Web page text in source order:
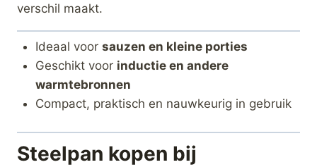
verschil maakt.
Ideaal voor sauzen en kleine porties
Geschikt voor inductie en andere
warmtebronnen
Compact, praktisch en nauwkeurig in gebruik
Steelpan kopen bij